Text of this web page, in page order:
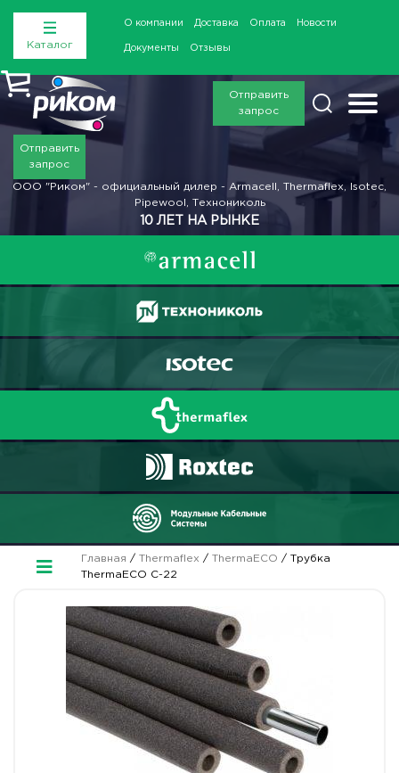
Каталог
О компании Доставка Оплата Новости
Документы Отзывы
Отправить
запрос
Отправить
запрос
ООО "Риком" - официальный дилер - Armacell, Thermaflex, Isotec,
Pipewool, Технониколь
10 ЛЕТ НА РЫНКЕ
Главная / Thermaflex / ThermaECO / Трубка
ThermaECO С-22